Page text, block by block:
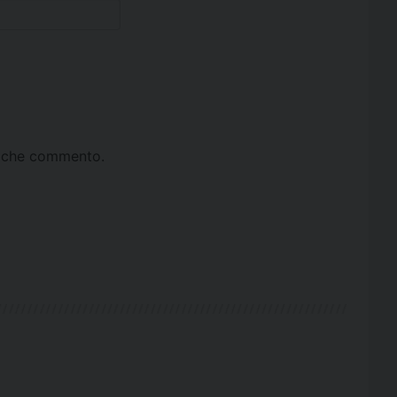
commento.